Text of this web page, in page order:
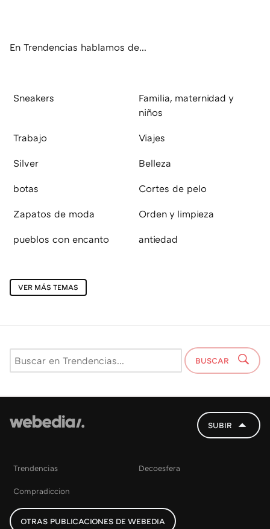
En Trendencias hablamos de...
Sneakers
Familia, maternidad y
niños
Trabajo Viajes
Silver Belleza
botas Cortes de pelo
Zapatos de moda Orden y limpieza
pueblos con encanto antiedad
VER MÁS TEMAS
BUSCAR
SUBIR
Trendencias Decoesfera
Compradiccion
OTRAS PUBLICACIONES DE WEBEDIA